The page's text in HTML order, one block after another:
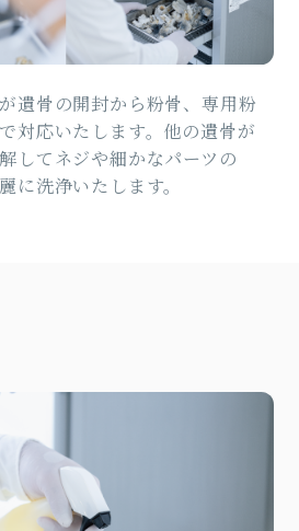
遺骨の開封から粉骨、専用粉
対応いたします。他の遺骨が
してネジや細かなパーツの
に洗浄いたします。